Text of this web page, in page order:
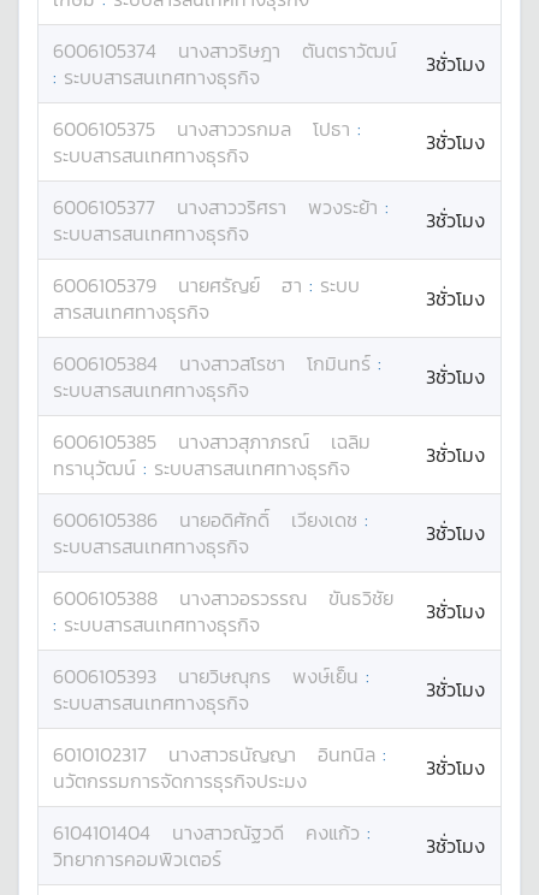
6006105374
นางสาวริษฎา
ตันตราวัฒน์
: ระบบสารสนเทศทางธุรกิจ 3ชั่วโมง
6006105375 นางสาววรกมล โปธา :
ระบบสารสนเทศทางธุรกิจ
3ชั่วโมง
6006105377 นางสาววริศรา พวงระย้า :
ระบบสารสนเทศทางธุรกิจ
3ชั่วโมง
6006105379 นายศรัญย์ ฮา : ระบบ
สารสนเทศทางธุรกิจ
3ชั่วโมง
6006105384 นางสาวสโรชา โกมินทร์ :
ระบบสารสนเทศทางธุรกิจ
3ชั่วโมง
6006105385 นางสาวสุภาภรณ์
เฉลิม
ทรานุวัฒน์ : ระบบสารสนเทศทางธุรกิจ 3ชั่วโมง
6006105386 นายอดิศักดิ์ เวียงเดช :
ระบบสารสนเทศทางธุรกิจ
3ชั่วโมง
6006105388 นางสาวอรวรรณ
ขันธวิชัย
: ระบบสารสนเทศทางธุรกิจ 3ชั่วโมง
6006105393 นายวิษณุกร พงษ์เย็น :
ระบบสารสนเทศทางธุรกิจ
3ชั่วโมง
6010102317 นางสาวธนัญญา อินทนิล :
นวัตกรรมการจัดการธุรกิจประมง
3ชั่วโมง
6104101404 นางสาวณัฐวดี คงแก้ว :
วิทยาการคอมพิวเตอร์
3ชั่วโมง